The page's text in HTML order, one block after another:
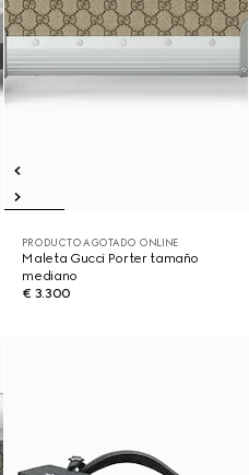
PRODUCTO AGOTADO ONLINE
Maleta Gucci Porter tamaño
mediano
€ 3.300